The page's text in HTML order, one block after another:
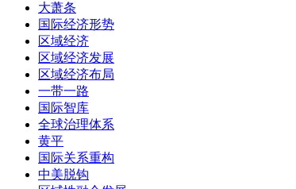
大萧条
国际经济形势
区域经济
区域经济发展
区域经济布局
一带一路
国际智库
全球治理体系
黄平
国际关系重构
中美脱钩